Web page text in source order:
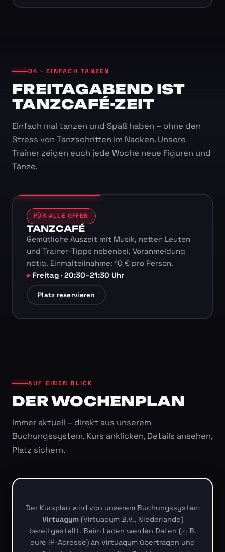
04 · EINFACH TANZEN
FREITAGABEND IST
TANZCAFÉ-ZEIT
Einfach mal tanzen und Spaß haben – ohne den
Stress von Tanzschritten im Nacken. Unsere
Trainer zeigen euch jede Woche neue Figuren und
Tänze.
FÜR ALLE OFFEN
TANZCAFÉ
Gemütliche Auszeit mit Musik, netten Leuten
und Trainer-Tipps nebenbei. Voranmeldung
nötig. Einmalteilnahme: 10 € pro Person.
Freitag · 20:30–21:30 Uhr
Platz reservieren
AUF EINEN BLICK
DER WOCHENPLAN
Immer aktuell – direkt aus unserem
Buchungssystem. Kurs anklicken, Details ansehen,
Platz sichern.
Der Kursplan wird von unserem Buchungssystem
Virtuagym(Virtuagym B.V., Niederlande)
bereitgestellt. Beim Laden werden Daten (z. B.
eure IP-Adresse) an Virtuagym übertragen und